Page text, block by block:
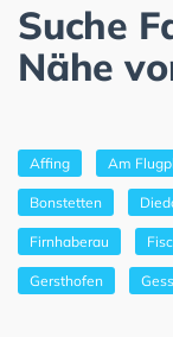
Suche
Nähe
Affing Am
Bonstetten
Firnhaberau
Gersthofen